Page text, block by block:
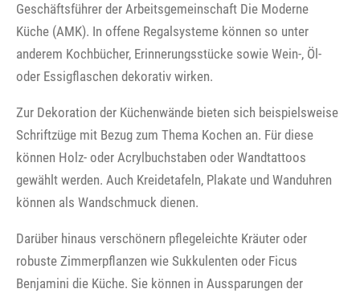
Geschäftsführer der Arbeitsgemeinschaft Die Moderne
Küche (AMK). In offene Regalsysteme können so unter
anderem Kochbücher, Erinnerungsstücke sowie Wein-, Öl-
oder Essigflaschen dekorativ wirken.
Zur Dekoration der Küchenwände bieten sich beispielsweise
Schriftzüge mit Bezug zum Thema Kochen an. Für diese
können Holz- oder Acrylbuchstaben oder Wandtattoos
gewählt werden. Auch Kreidetafeln, Plakate und Wanduhren
können als Wandschmuck dienen.
Darüber hinaus verschönern pflegeleichte Kräuter oder
robuste Zimmerpflanzen wie Sukkulenten oder Ficus
Benjamini die Küche. Sie können in Aussparungen der